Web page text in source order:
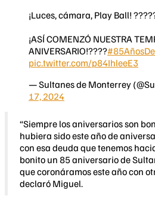
¡Luces, cámara, Play Ball!
¡ASÍ COMENZÓ NUESTRA
ANIVERSARIO!????
pic.twitter.com/p84IhleeE3
— Sultanes de Monterrey
17, 2024
“Siempre los aniversarios son
hubiera sido este año de
con esa deuda que tenemos
bonito un 85 aniversario de
que coronáramos este año con
declaró Miguel.